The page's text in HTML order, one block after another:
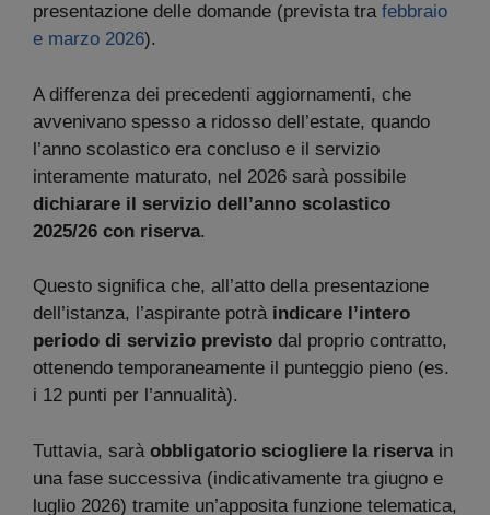
presentazione delle domande (prevista tra febbraio
e marzo 2026).
A differenza dei precedenti aggiornamenti, che
avvenivano spesso a ridosso dell’estate, quando
l’anno scolastico era concluso e il servizio
interamente maturato, nel 2026 sarà possibile
dichiarare il servizio dell’anno scolastico
2025/26 con riserva.
Questo significa che, all’atto della presentazione
dell’istanza, l’aspirante potrà indicare l’intero
periodo di servizio previsto dal proprio contratto,
ottenendo temporaneamente il punteggio pieno (es.
i 12 punti per l’annualità).
Tuttavia, sarà obbligatorio sciogliere la riservain
una fase successiva (indicativamente tra giugno e
luglio 2026) tramite un’apposita funzione telematica,